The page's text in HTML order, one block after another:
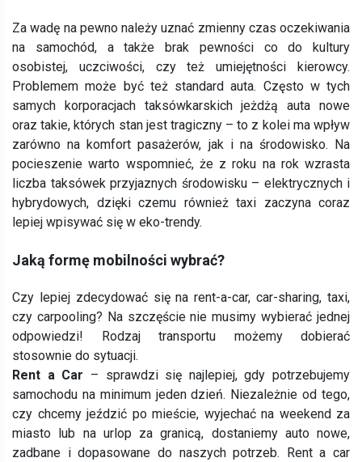
Za wadę na pewno należy uznać zmienny czas oczekiwania
na samochód, a także brak pewności co do kultury
osobistej, uczciwości, czy też umiejętności kierowcy.
Problemem może być też standard auta. Często w tych
samych korporacjach taksówkarskich jeżdżą auta nowe
oraz takie, których stan jest tragiczny – to z kolei ma wpływ
zarówno na komfort pasażerów, jak i na środowisko. Na
pocieszenie warto wspomnieć, że z roku na rok wzrasta
liczba taksówek przyjaznych środowisku – elektrycznych i
hybrydowych, dzięki czemu również taxi zaczyna coraz
lepiej wpisywać się w eko-trendy.
Jaką formę mobilności wybrać?
Czy lepiej zdecydować się na rent-a-car, car-sharing, taxi,
czy carpooling? Na szczęście nie musimy wybierać jednej
odpowiedzi! Rodzaj transportu możemy dobierać
stosownie do sytuacji.
Rent a Car – sprawdzi się najlepiej, gdy potrzebujemy
samochodu na minimum jeden dzień. Niezależnie od tego,
czy chcemy jeździć po mieście, wyjechać na weekend za
miasto lub na urlop za granicą, dostaniemy auto nowe,
zadbane i dopasowane do naszych potrzeb. Rent a car